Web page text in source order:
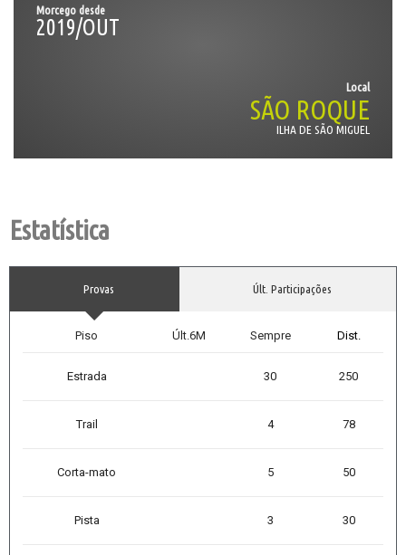
Morcego desde
2019/OUT
Local
SÃO ROQUE
ILHA DE SÃO MIGUEL
Estatística
Provas Últ. Participações
Piso Últ.6M Sempre Dist.
Estrada 30 250
Trail 4 78
Corta-mato 5 50
Pista 3 30